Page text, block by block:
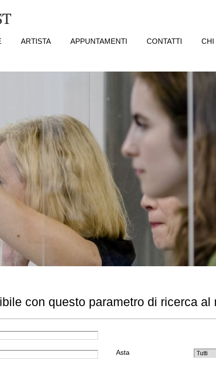
ARTISTA APPUNTAMENTI CONTATTI CHI
con questo parametro di ricerca al
Asta